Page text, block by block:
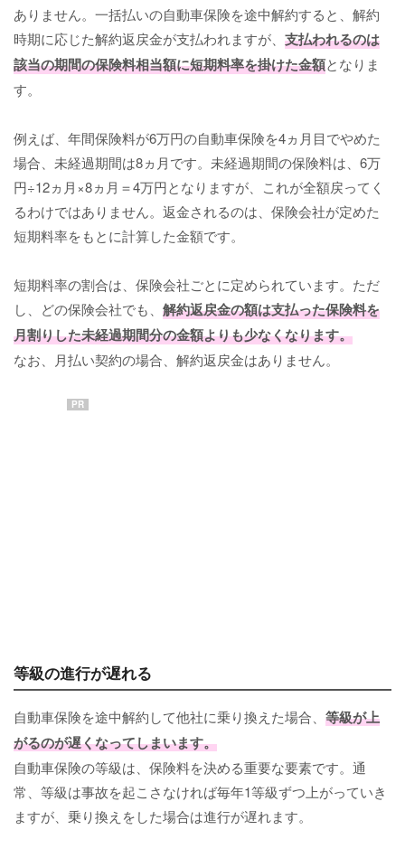
ありません。一括払いの自動車保険を途中解約すると、解約
時期に応じた解約返戻金が支払われますが、 支払われるのは
該当の期間の保険料相当額に短期料率を掛けた金額となりま
す。
例えば、年間保険料が6万円の自動車保険を4ヵ月目でやめた
場合、未経過期間は8ヵ月です。未経過期間の保険料は、6万
円÷12ヵ月×8ヵ月＝4万円となりますが、これが全額戻ってく
るわけではありません。返金されるのは、保険会社が定めた
短期料率をもとに計算した金額です。
短期料率の割合は、保険会社ごとに定められています。ただ
し、どの保険会社でも、 解約返戻金の額は支払った保険料を
月割りした未経過期間分の金額よりも少なくなります。
なお、月払い契約の場合、解約返戻金はありません。
PR
等級の進行が遅れる
自動車保険を途中解約して他社に乗り換えた場合、 等級が上
がるのが遅くなってしまいます。
自動車保険の等級は、保険料を決める重要な要素です。通
常、等級は事故を起こさなければ毎年1等級ずつ上がっていき
ますが、乗り換えをした場合は進行が遅れます。